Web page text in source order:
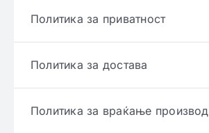
Политика за приватност
Политика за достава
Политика за враќање производ